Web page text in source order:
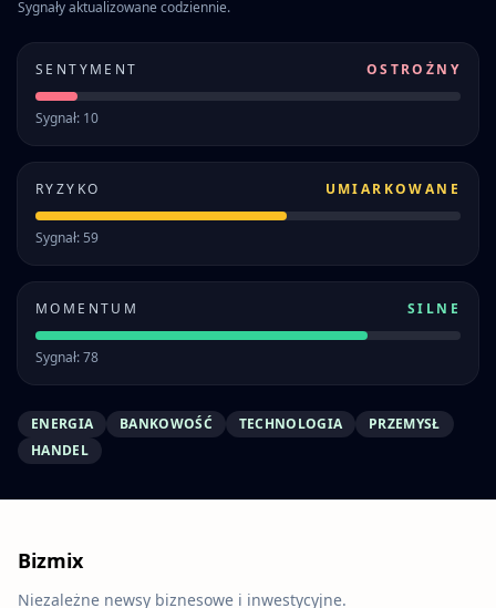
Sygnały aktualizowane codziennie.
SENTYMENT OSTROŻNY
Sygnał: 10
RYZYKO UMIARKOWANE
Sygnał: 59
MOMENTUM SILNE
Sygnał: 78
ENERGIA BANKOWOŚĆ TECHNOLOGIA
PRZEMYSŁ
HANDEL
Bizmix
Niezależne newsy biznesowe i inwestycyjne.